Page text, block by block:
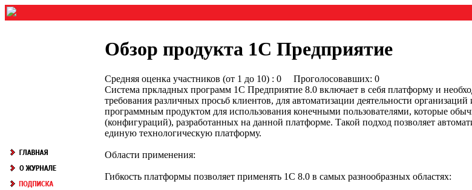
Обзор продукта 1С Предприятие
Средняя оценка участников (от 1 до 10) : 0 Проголосовавших: 0
Система пркладных программ 1C Предприятие 8.0 включает в себя платформу и
требования различных просьб клиентов, для автоматизации деятельности
программным продуктом для использования конечными пользователями, которые
(конфигураций), разработанных на данной платформе. Такой подход позволяет
единую технологическую платформу.
Области применения:
Гибкость платформы позволяет применять 1C 8.0 в самых разнообразных областях: